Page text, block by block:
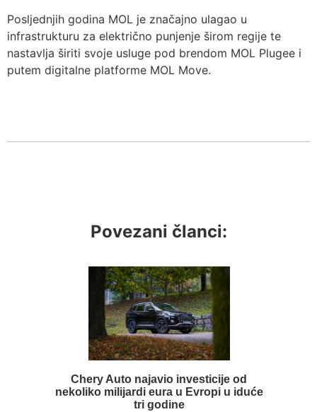
Posljednjih godina MOL je značajno ulagao u
infrastrukturu za električno punjenje širom regije te
nastavlja širiti svoje usluge pod brendom MOL Plugee i
putem digitalne platforme MOL Move.
Povezani članci:
Chery Auto najavio investicije od
nekoliko milijardi eura u Evropi u iduće
tri godine